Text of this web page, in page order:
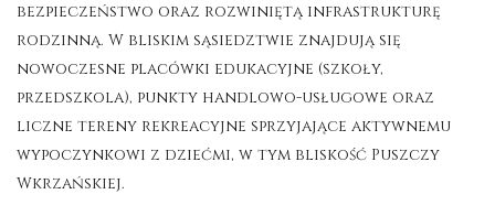
bezpieczeństwo oraz rozwiniętą infrastrukturę
rodzinną. W bliskim sąsiedztwie znajdują się
nowoczesne placówki edukacyjne (szkoły,
przedszkola), punkty handlowo-usługowe oraz
liczne tereny rekreacyjne sprzyjające aktywnemu
wypoczynkowi z dziećmi, w tym bliskość Puszczy
Wkrzańskiej.